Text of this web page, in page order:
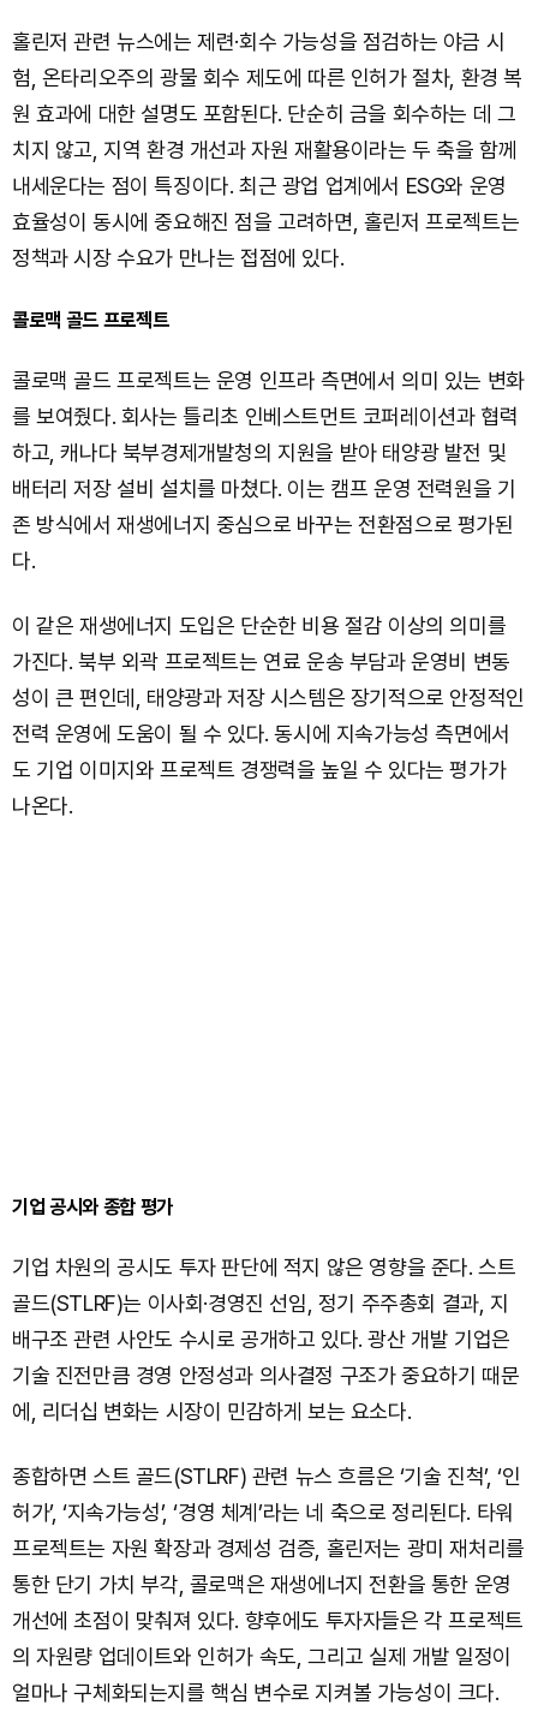
홀린저 관련 뉴스에는 제련·회수 가능성을 점검하는 야금 시
험, 온타리오주의 광물 회수 제도에 따른 인허가 절차, 환경 복
원 효과에 대한 설명도 포함된다. 단순히 금을 회수하는 데 그
치지 않고, 지역 환경 개선과 자원 재활용이라는 두 축을 함께
내세운다는 점이 특징이다. 최근 광업 업계에서 ESG와 운영
효율성이 동시에 중요해진 점을 고려하면, 홀린저 프로젝트는
정책과 시장 수요가 만나는 접점에 있다.
콜로맥 골드 프로젝트
콜로맥 골드 프로젝트는 운영 인프라 측면에서 의미 있는 변화
를 보여줬다. 회사는 틀리초 인베스트먼트 코퍼레이션과 협력
하고, 캐나다 북부경제개발청의 지원을 받아 태양광 발전 및
배터리 저장 설비 설치를 마쳤다. 이는 캠프 운영 전력원을 기
존 방식에서 재생에너지 중심으로 바꾸는 전환점으로 평가된
다.
이 같은 재생에너지 도입은 단순한 비용 절감 이상의 의미를
가진다. 북부 외곽 프로젝트는 연료 운송 부담과 운영비 변동
성이 큰 편인데, 태양광과 저장 시스템은 장기적으로 안정적인
전력 운영에 도움이 될 수 있다. 동시에 지속가능성 측면에서
도 기업 이미지와 프로젝트 경쟁력을 높일 수 있다는 평가가
나온다.
기업 공시와 종합 평가
기업 차원의 공시도 투자 판단에 적지 않은 영향을 준다. 스트
골드(STLRF)는 이사회·경영진 선임, 정기 주주총회 결과, 지
배구조 관련 사안도 수시로 공개하고 있다. 광산 개발 기업은
기술 진전만큼 경영 안정성과 의사결정 구조가 중요하기 때문
에, 리더십 변화는 시장이 민감하게 보는 요소다.
종합하면 스트 골드(STLRF) 관련 뉴스 흐름은 ‘기술 진척’, ‘인
허가’, ‘지속가능성’, ‘경영 체계’라는 네 축으로 정리된다. 타워
프로젝트는 자원 확장과 경제성 검증, 홀린저는 광미 재처리를
통한 단기 가치 부각, 콜로맥은 재생에너지 전환을 통한 운영
개선에 초점이 맞춰져 있다. 향후에도 투자자들은 각 프로젝트
의 자원량 업데이트와 인허가 속도, 그리고 실제 개발 일정이
얼마나 구체화되는지를 핵심 변수로 지켜볼 가능성이 크다.